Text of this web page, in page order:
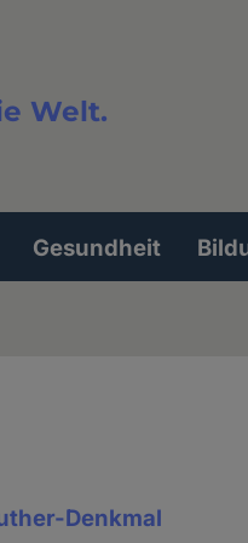
Welt.
Gesundheit
Denkmal